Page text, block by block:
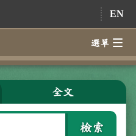
EN
選單
全文
檢索